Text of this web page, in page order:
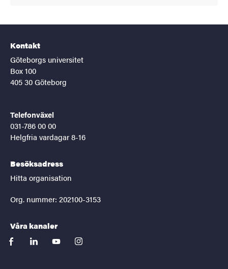
Kontakt
Göteborgs universitet
Box 100
405 30 Göteborg
Telefonväxel
031-786 00 00
Helgfria vardagar 8-16
Besöksadress
Hitta organisation
Org. nummer: 202100-3153
Våra kanaler
facebooklinkedinyoutubeinstagram